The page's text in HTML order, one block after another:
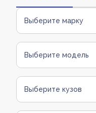
Выберите марку
Выберите модель
Выберите кузов